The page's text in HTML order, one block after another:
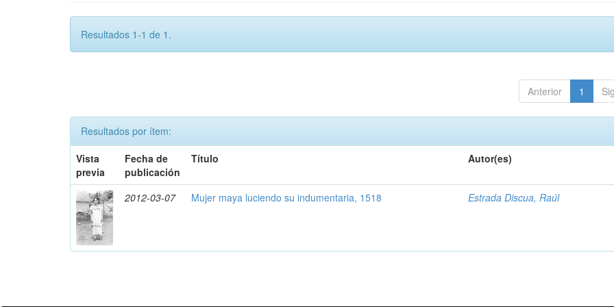
Resultados 1-1 de 1.
Anterior 1
Resultados por ítem:
Vista
previa
Fecha de
publicación
Título Autor(es)
2012-03-07 Mujer maya luciendo su indumentaria, 1518 Estrada Discua, Raúl